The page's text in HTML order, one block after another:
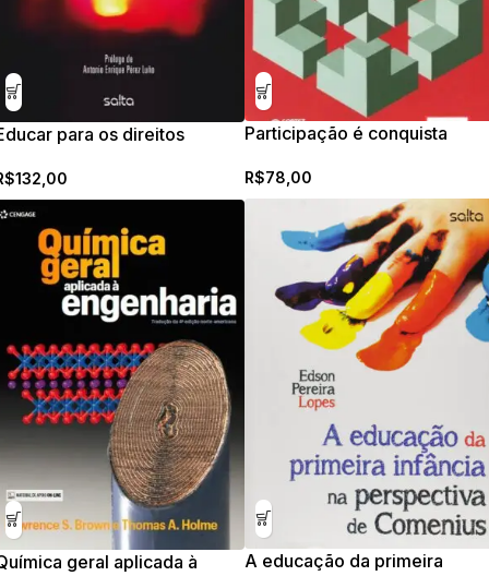
Participação é conquista
R$78,00
para os direitos
132,00
A educação da primeira
geral aplicada à